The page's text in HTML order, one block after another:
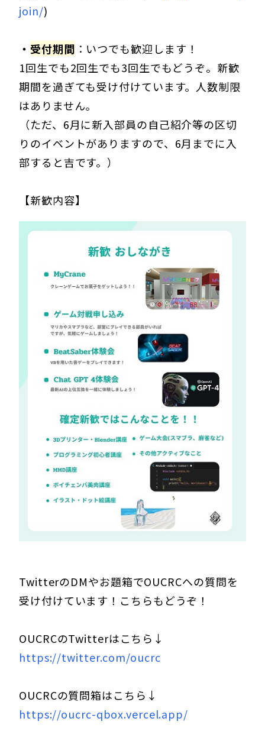
join/)
・ 受付期間 ：いつでも歓迎します！
1回生でも2回生でも3回生でもどうぞ。新歓
期間を過ぎても受け付けています。人数制限
はありません。
（ただ、6月に新入部員の自己紹介等の区切
りのイベントがありますので、6月までに入
部すると吉です。）
【新歓内容】
TwitterのDMやお題箱でOUCRCへの質問を
受け付けています！こちらもどうぞ！
OUCRCのTwitterはこちら↓
https://twitter.com/oucrc
OUCRCの質問箱はこちら↓
https://oucrc-qbox.vercel.app/